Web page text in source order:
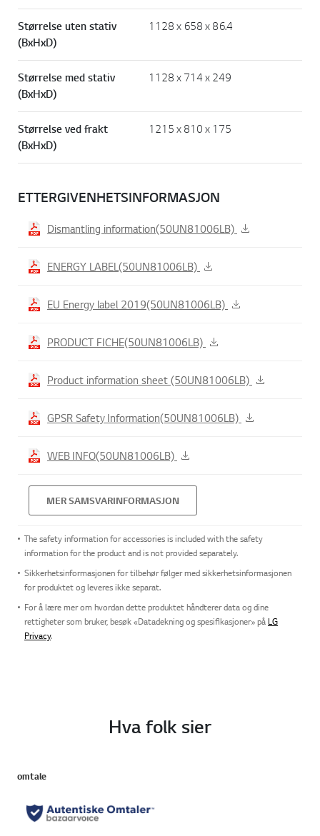
Størrelse uten stativ
(BxHxD)
1128 x 658 x 86.4
Størrelse med stativ
(BxHxD)
1128 x 714 x 249
Størrelse ved frakt
(BxHxD)
1215 x 810 x 175
ETTERGIVENHETSINFORMASJON
Dismantling information(50UN81006LB)
ENERGY LABEL(50UN81006LB)
EU Energy label 2019(50UN81006LB)
PRODUCT FICHE(50UN81006LB)
Product information sheet (50UN81006LB)
GPSR Safety Information(50UN81006LB)
WEB INFO(50UN81006LB)
MER SAMSVARINFORMASJON
The safety information for accessories is included with the safety
information for the product and is not provided separately.
Sikkerhetsinformasjonen for tilbehør følger med sikkerhetsinformasjonen
for produktet og leveres ikke separat.
For å lære mer om hvordan dette produktet håndterer data og dine
rettigheter som bruker, besøk «Datadekning og spesifikasjoner» på LG
Privacy.
Hva folk sier